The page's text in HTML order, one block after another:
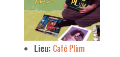
AMI·ES ARTISTES
LE PROJET DE TERRITOIRE
Lieu: Café Plùm